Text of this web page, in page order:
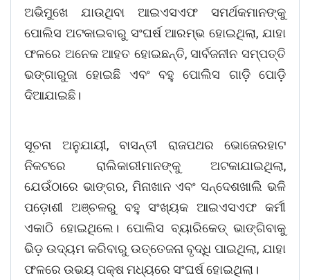
ଅଭିମୁଖେ ଯାଉଥିବା ଆଇଏସଏଫ ସମର୍ଥକମାନଙ୍କୁ
ପୋଲିସ ଅଟକାଇବାରୁ ସଂଘର୍ଷ ଆରମ୍ଭ ହୋଇଥିଲା, ଯାହା
ଫଳରେ ଅନେକ ଆହତ ହୋଇଛନ୍ତି, ସାର୍ବଜନୀନ ସମ୍ପତ୍ତି
ଭଙ୍ଗାରୁଜା ହୋଇଛି ଏବଂ ବହୁ ପୋଲିସ ଗାଡ଼ି ପୋଡ଼ି
ଦିଆଯାଇଛି।
ସୂଚନା ଅନୁଯାୟୀ, ବାସନ୍ତୀ ରାଜପଥର ଭୋଜେରହାଟ
ନିକଟରେ ରାଲିକାରୀମାନଙ୍କୁ ଅଟକାଯାଇଥିଲା,
ଯେଉଁଠାରେ ଭାଙ୍ଗର, ମିନାଖାନ ଏବଂ ସନ୍ଦେଶଖାଲି ଭଳି
ପଡ଼ୋଶୀ ଅଞ୍ଚଳରୁ ବହୁ ସଂଖ୍ୟକ ଆଇଏସଏଫ କର୍ମୀ
ଏକାଠି ହୋଇଥିଲେ। ପୋଲିସ ବ୍ୟାରିକେଡ୍ ଭାଙ୍ଗିବାକୁ
ଭିଡ଼ ଉଦ୍ୟମ କରିବାରୁ ଉତ୍ତେଜନା ବୃଦ୍ଧି ପାଇଥିଲା, ଯାହା
ଫଳରେ ଉଭୟ ପକ୍ଷ ମଧ୍ୟରେ ସଂଘର୍ଷ ହୋଇଥିଲା।